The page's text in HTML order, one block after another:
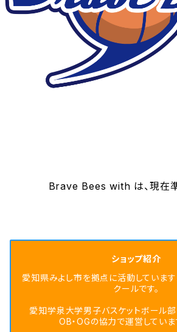
Brave Bees with は、現在準
ショップ紹介
愛知県みよし市を拠点に活動しています
クールです。
愛知学泉大学男子バスケットボール
OB・OGの協力で運営してい